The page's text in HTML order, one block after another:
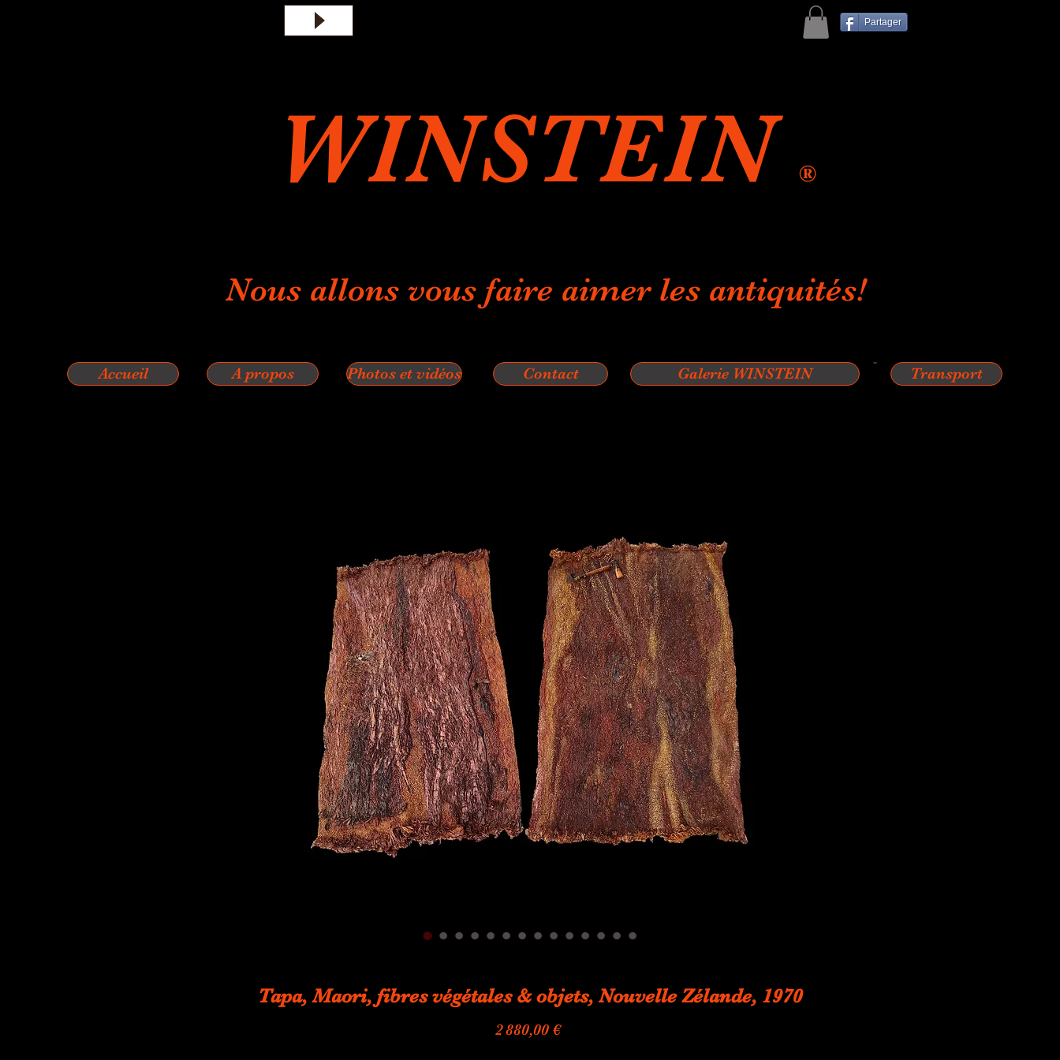
Partager
WINSTEIN ®
Nous allons vous faire aimer les antiquités!
Accueil A propos Photos et vidéos Contact Galerie WINSTEIN Transport
Tapa, Maori, fibres végétales & objets, Nouvelle Zélande, 1970
2 880,00 €Prix